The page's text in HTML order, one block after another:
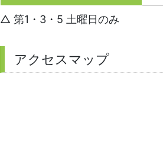
△ 第1・3・5 土曜日のみ
アクセスマップ